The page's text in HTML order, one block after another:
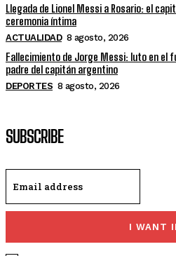
Llegada de Lionel Messi a Rosario: el
ceremonia íntima
ACTUALIDAD 8 agosto, 2026
Fallecimiento de Jorge Messi: luto en el
padre del capitán argentino
DEPORTES 8 agosto, 2026
SUBSCRIBE
I WANT